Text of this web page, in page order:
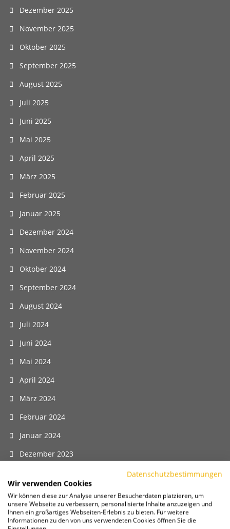
Dezember 2025
November 2025
Oktober 2025
September 2025
August 2025
Juli 2025
Juni 2025
Mai 2025
April 2025
März 2025
Februar 2025
Januar 2025
Dezember 2024
November 2024
Oktober 2024
September 2024
August 2024
Juli 2024
Juni 2024
Mai 2024
April 2024
März 2024
Februar 2024
Januar 2024
Dezember 2023
Oktober 2023
September 2023
Datenschutzbestimmungen
Wir verwenden Cookies
Wir können diese zur Analyse unserer Besucherdaten platzieren, um
unsere Webseite zu verbessern, personalisierte Inhalte anzuzeigen und
Ihnen ein großartiges Webseiten-Erlebnis zu bieten. Für weitere
Informationen zu den von uns verwendeten Cookies öffnen Sie die